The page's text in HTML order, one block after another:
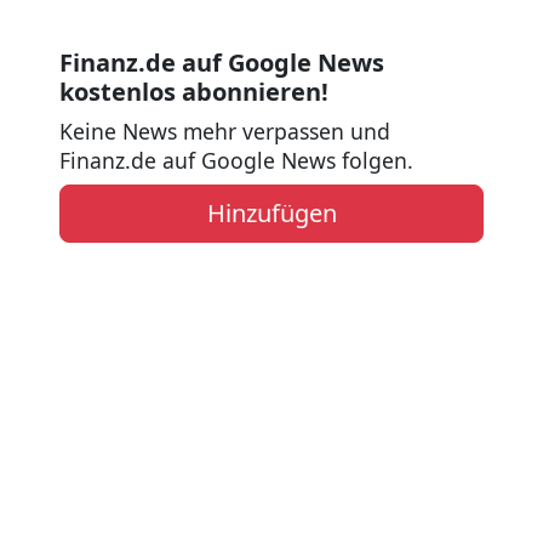
Finanz.de auf Google News
kostenlos abonnieren!
Keine News mehr verpassen und
Finanz.de auf Google News folgen.
Hinzufügen